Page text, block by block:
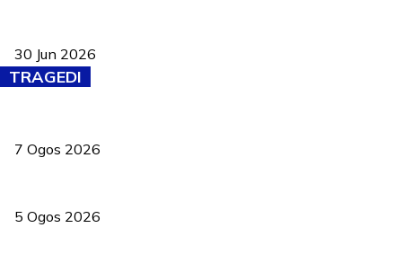
30 Jun 2026
TRAGEDI
7 Ogos 2026
5 Ogos 2026